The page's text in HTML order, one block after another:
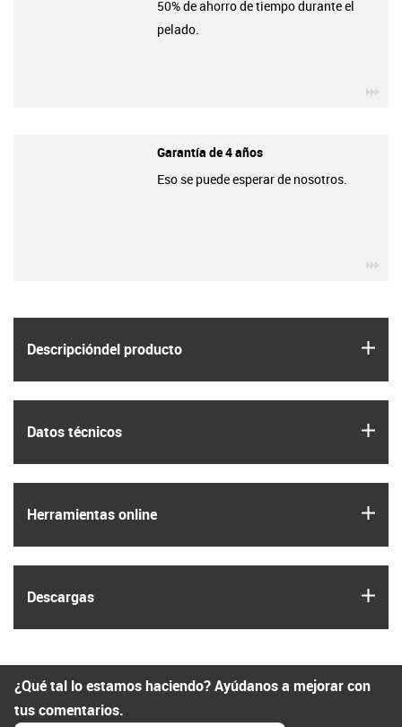
Descripción­del producto
Datos técnicos
Herramientas online
Descargas
50% de ahorro de tiempo durante el
pelado.
Garantía de 4 años
Eso se puede esperar de nosotros.
¿Qué tal lo estamos haciendo? Ayúdanos a mejorar con
tus comentarios.